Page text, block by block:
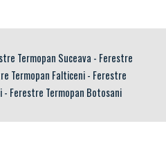
Termopan Suceava - Ferestre
Termopan Falticeni- Ferestre
- Ferestre Termopan Botosani